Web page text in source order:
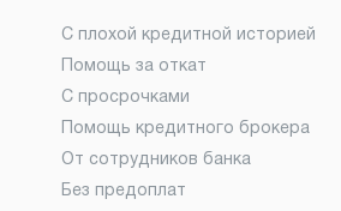
С плохой кредитной историей
Помощь за откат
С просрочками
Помощь кредитного брокера
От сотрудников банка
Без предоплат